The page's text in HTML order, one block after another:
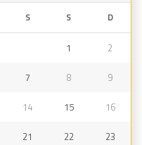
S S D
1 2
7 8 9
14 15 16
21 22 23